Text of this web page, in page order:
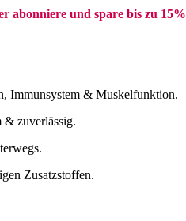
abonniere und spare bis zu 15%
Immunsystem & Muskelfunktion.
& zuverlässig.
Zusatzstoffen.